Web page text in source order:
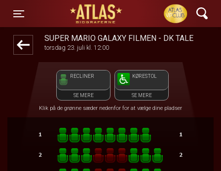
Toggle navigation
ATLAS Biograferne
SUPER MARIO GALAXY FILMEN - DK TALE
torsdag 23. juli kl. 12:00
RECLINER
SE MERE
KØRESTOL
SE MERE
Klik på de grønne sæder nedenfor for at vælge dine pladser
front03-cc 120036